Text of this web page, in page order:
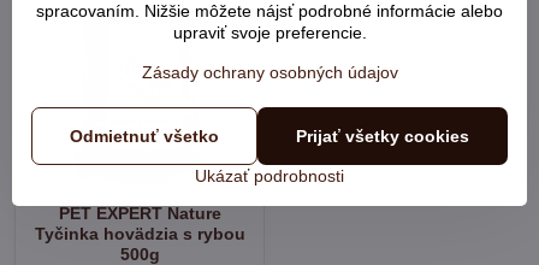
PET EXPERT Nature
Tyčinka hovädzia s rybou
500g
spracovaním. Nižšie môžete nájsť podrobné informácie alebo
upraviť svoje preferencie.
Zásady ochrany osobných údajov
Ukázať podrobnosti
Prijať všetky cookies
Odmietnuť všetko